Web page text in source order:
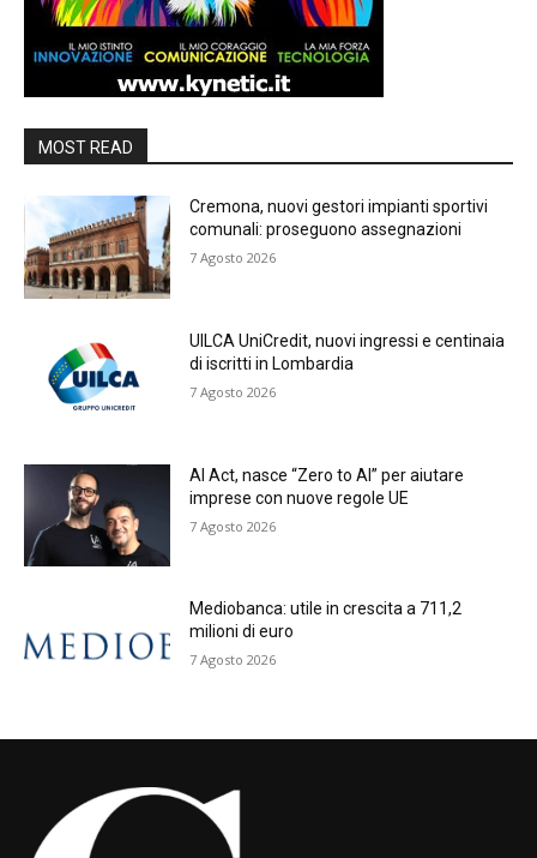
MOST READ
Cremona, nuovi gestori impianti sportivi
comunali: proseguono assegnazioni
7 Agosto 2026
UILCA UniCredit, nuovi ingressi e centinaia
di iscritti in Lombardia
7 Agosto 2026
AI Act, nasce “Zero to AI” per aiutare
imprese con nuove regole UE
7 Agosto 2026
Mediobanca: utile in crescita a 711,2
milioni di euro
7 Agosto 2026